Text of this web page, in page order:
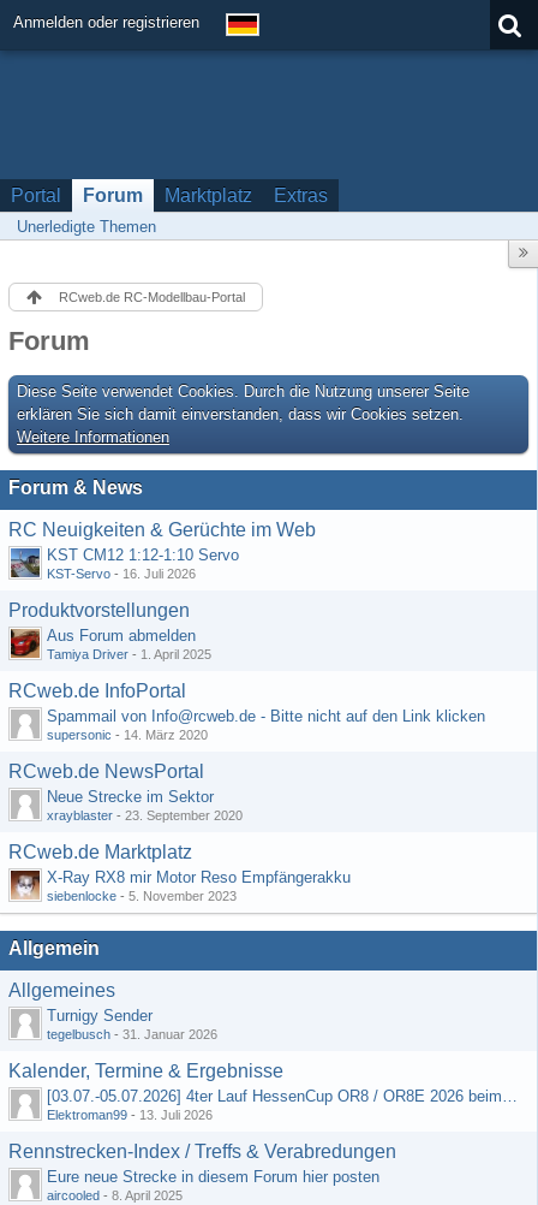
Anmelden oder registrieren
Portal Forum Marktplatz Extras
Unerledigte Themen
RCweb.de RC-Modellbau-Portal
Forum
Diese Seite verwendet Cookies. Durch die Nutzung unserer Seite
erklären Sie sich damit einverstanden, dass wir Cookies setzen.
Weitere Informationen
Forum & News
RC Neuigkeiten & Gerüchte im Web
KST CM12 1:12-1:10 Servo
KST-Servo - 16. Juli 2026
Produktvorstellungen
Aus Forum abmelden
Tamiya Driver - 1. April 2025
RCweb.de InfoPortal
Spammail von Info@rcweb.de - Bitte nicht auf den Link klicken
supersonic - 14. März 2020
RCweb.de NewsPortal
Neue Strecke im Sektor
xrayblaster - 23. September 2020
RCweb.de Marktplatz
X-Ray RX8 mir Motor Reso Empfängerakku
siebenlocke - 5. November 2023
Allgemein
Allgemeines
Turnigy Sender
tegelbusch - 31. Januar 2026
Kalender, Termine & Ergebnisse
[03.07.-05.07.2026] 4ter Lauf HessenCup OR8 / OR8E 2026 beim MSV Linsengericht e.V.
Elektroman99 - 13. Juli 2026
Rennstrecken-Index / Treffs & Verabredungen
Eure neue Strecke in diesem Forum hier posten
aircooled - 8. April 2025